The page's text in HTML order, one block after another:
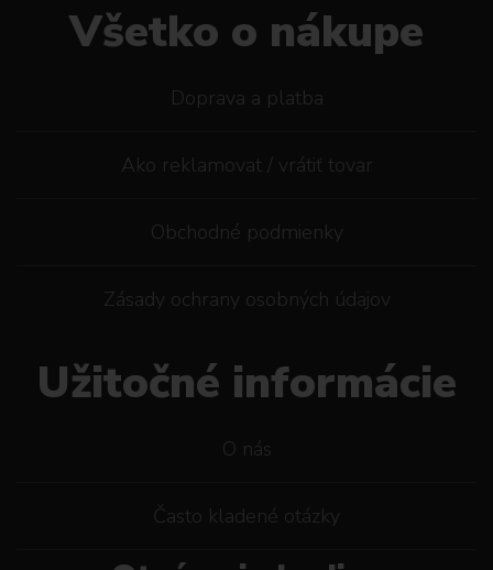
Všetko o nákupe
Doprava a platba
Ako reklamovat / vrátiť tovar
Obchodné podmienky
Zásady ochrany osobných údajov
Užitočné informácie
O nás
Často kladené otázky